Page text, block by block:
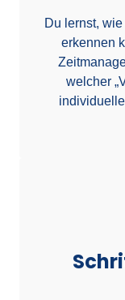
Du lernst,
erkennen
welcher